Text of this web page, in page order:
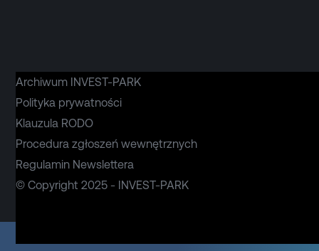
© Copyright 2025 - INVEST-PARK
Archiwum INVEST-PARK
Polityka prywatności
Klauzula RODO
Procedura zgłoszeń wewnętrznych
Regulamin Newslettera